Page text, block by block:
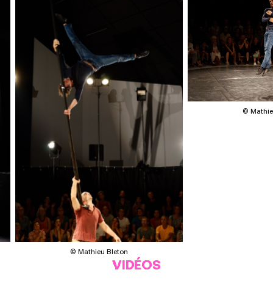
© Mathieu Bleton
©
VIDÉOS